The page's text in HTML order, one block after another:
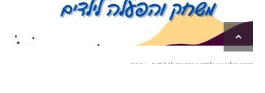
מבחר גדול ומגוון של ספרי משחק והפעלה לילדים – אביבים
גלילה
העמוד